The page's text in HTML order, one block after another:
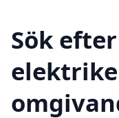
Sök